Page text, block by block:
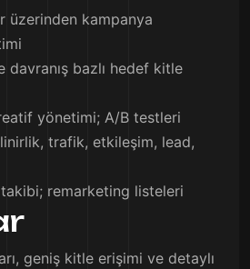
üzerinden kampanya
bazlı hedef kitle
yönetimi; A/B testleri
trafik, etkileşim, lead,
remarketing listeleri
geniş kitle erişimi ve detaylı